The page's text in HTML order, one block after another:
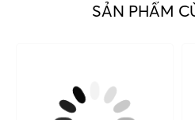
SẢN PHẨM